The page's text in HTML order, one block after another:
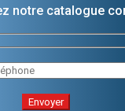
notre catalogue